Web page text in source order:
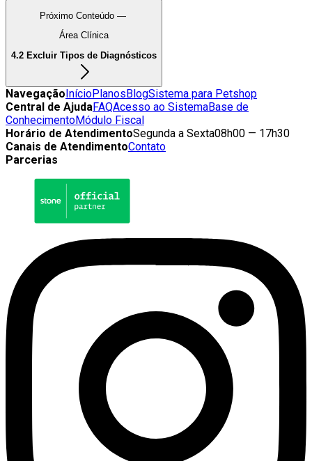
Próximo Conteúdo —
Área Clínica
4.2 Excluir Tipos de Diagnósticos
NavegaçãoInícioPlanosBlogSistema para Petshop
Central de AjudaFAQAcesso ao SistemaBase de
ConhecimentoMódulo Fiscal
Horário de AtendimentoSegunda a Sexta08h00 — 17h30
Canais de AtendimentoContato
Parcerias